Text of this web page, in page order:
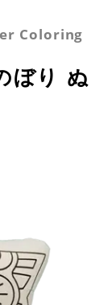
Coloring
ぼり ぬ